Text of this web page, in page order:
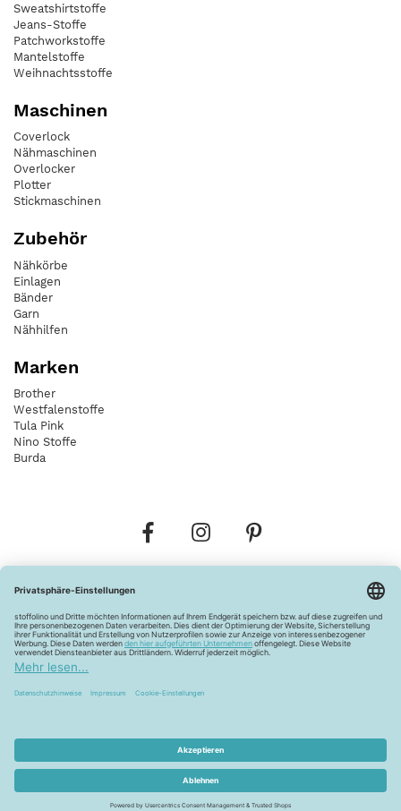
Sweatshirtstoffe
Jeans-Stoffe
Patchworkstoffe
Mantelstoffe
Weihnachtsstoffe
Maschinen
Coverlock
Nähmaschinen
Overlocker
Plotter
Stickmaschinen
Zubehör
Nähkörbe
Einlagen
Bänder
Garn
Nähhilfen
Marken
Brother
Westfalenstoffe
Tula Pink
Nino Stoffe
Burda
Widerrufsbelehrung Vertrag widerrufen
Barrierefreiheitserklärung
Pflegehinweise